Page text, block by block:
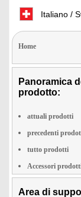
Italiano /
Home
Panoramica
prodotto:
attuali prodotti
precedenti
tutto prodotti
Accessori
Area di